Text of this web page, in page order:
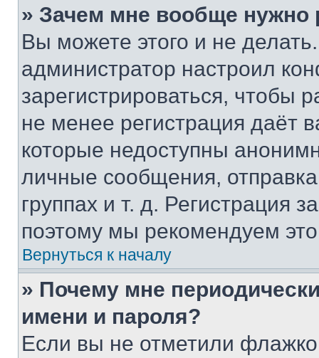
» Зачем мне вообще нужно
Вы можете этого и не
администратор настроил
зарегистрироваться, чтобы
не менее регистрация даёт
которые недоступны
личные сообщения,
группах и т. д. Регистрация
поэтому мы рекомендуем
Вернуться к началу
» Почему мне
имени и пароля?
Если вы не отметили